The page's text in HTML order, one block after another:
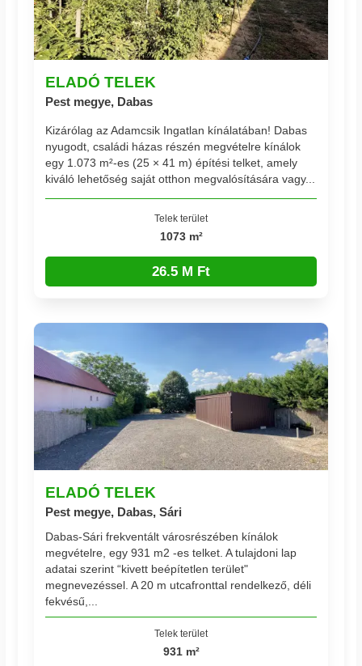
ELADÓ TELEK
Pest megye, Dabas
Kizárólag az Adamcsik Ingatlan kínálatában! Dabas
nyugodt, családi házas részén megvételre kínálok
egy 1.073 m²-es (25 × 41 m) építési telket, amely
kiváló lehetőség saját otthon megvalósítására vagy...
Telek terület
1073 m²
26.5 M Ft
ELADÓ TELEK
Pest megye, Dabas, Sári
Dabas-Sári frekventált városrészében kínálok
megvételre, egy 931 m2 -es telket. A tulajdoni lap
adatai szerint “kivett beépítetlen terület"
megnevezéssel. A 20 m utcafronttal rendelkező, déli
fekvésű,...
Telek terület
931 m²